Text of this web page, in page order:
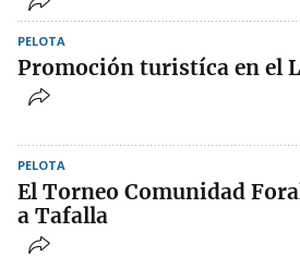
PELOTA
Promoción turistíca en el
PELOTA
El Torneo Comunidad
a Tafalla